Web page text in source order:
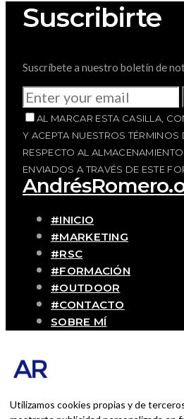
Suscribirte
Suscríbete a nuestro boletín de
AL MARCAR ESTA CASILLA,
Y ACEPTA NUESTROS
RESPECTO AL
ENVIADOS A TRAVÉS DE ESTE
#INICIO
#MARKETING
#RSC
#FORMACIÓN
#OUTDOOR
#CONTACTO
SOBRE MÍ
Romero. Experiencias
con lo que hace cada día
Utilizamos cookies propias y de